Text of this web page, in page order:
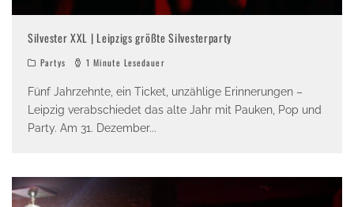
Silvester XXL | Leipzigs größte Silvesterparty
Partys 1 Minute Lesedauer
Fünf Jahrzehnte, ein Ticket, unzählige Erinnerungen –
Leipzig verabschiedet das alte Jahr mit Pauken, Pop und
Party. Am 31. Dezember...